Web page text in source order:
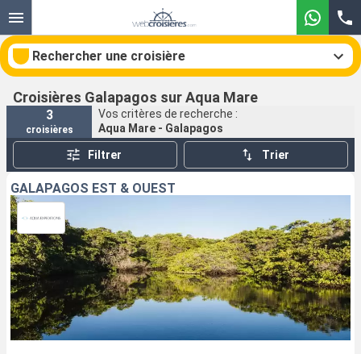
Rechercher une croisière
Nos destinations
Mois de départ
Ports
Rechercher
Croisières Galapagos sur Aqua Mare
3
croisières
Vos critères de recherche :
Aqua Mare - Galapagos
Filtrer Trier
GALAPAGOS EST & OUEST